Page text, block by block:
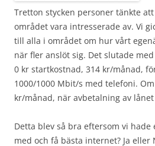
Tretton stycken personer tänkte
området vara intresserade av. Vi
till alla i området om hur vårt
när fler anslöt sig. Det slutade
0 kr startkostnad, 314 kr/månad,
1000/1000 Mbit/s med telefoni.
kr/månad, när avbetalning av
Detta blev så bra eftersom vi hade
med och få bästa internet? Ja eller